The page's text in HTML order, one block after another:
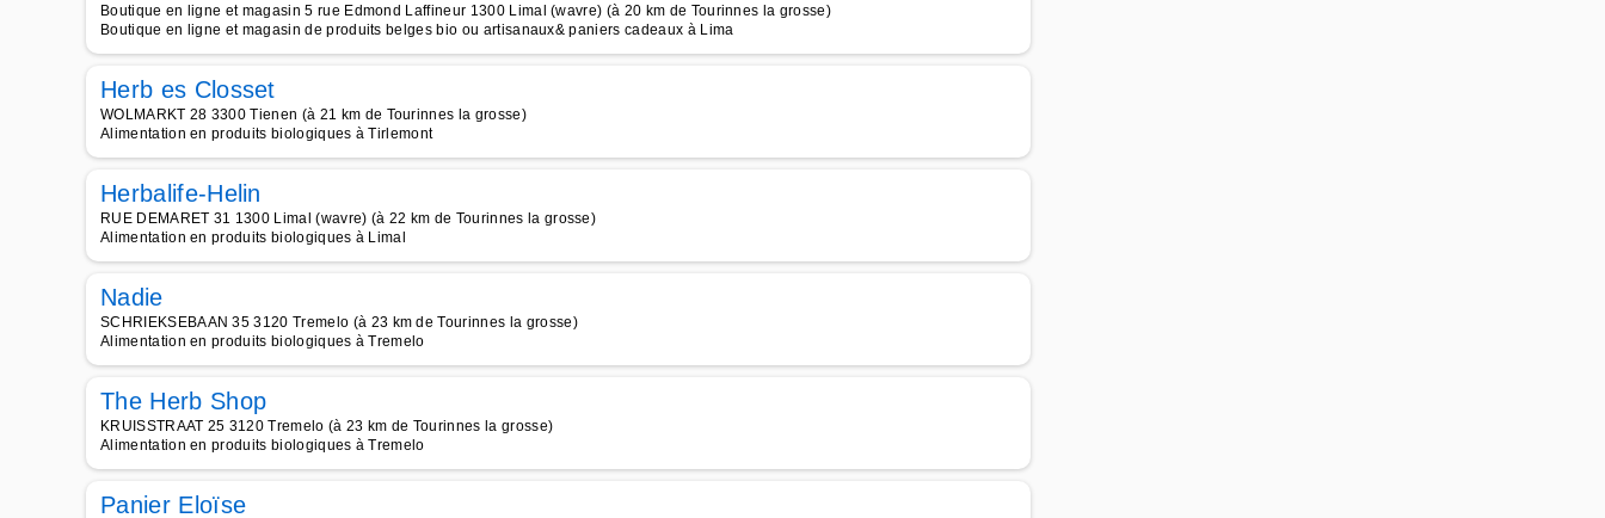
Boutique en ligne et magasin 5 rue Edmond Laffineur 1300 Limal (wavre) (à 20 km de Tourinnes la grosse)
Boutique en ligne et magasin de produits belges bio ou artisanaux& paniers cadeaux à Lima
Herb es Closset
WOLMARKT 28 3300 Tienen (à 21 km de Tourinnes la grosse)
Alimentation en produits biologiques à Tirlemont
Herbalife-Helin
RUE DEMARET 31 1300 Limal (wavre) (à 22 km de Tourinnes la grosse)
Alimentation en produits biologiques à Limal
Nadie
SCHRIEKSEBAAN 35 3120 Tremelo (à 23 km de Tourinnes la grosse)
Alimentation en produits biologiques à Tremelo
The Herb Shop
KRUISSTRAAT 25 3120 Tremelo (à 23 km de Tourinnes la grosse)
Alimentation en produits biologiques à Tremelo
Panier Eloïse